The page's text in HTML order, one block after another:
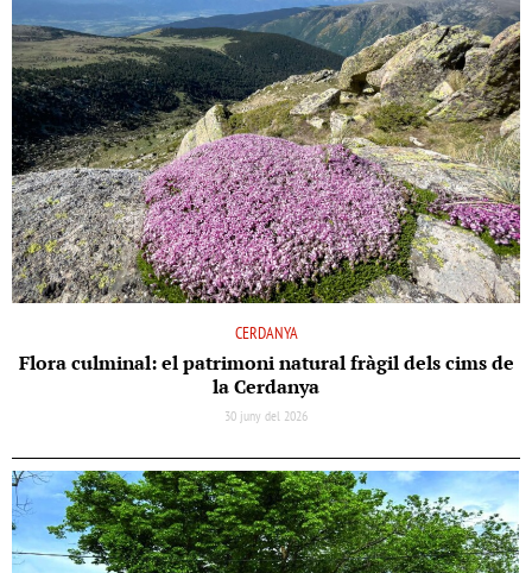
CERDANYA
Flora culminal: el patrimoni natural fràgil dels cims de
la Cerdanya
30 juny del 2026